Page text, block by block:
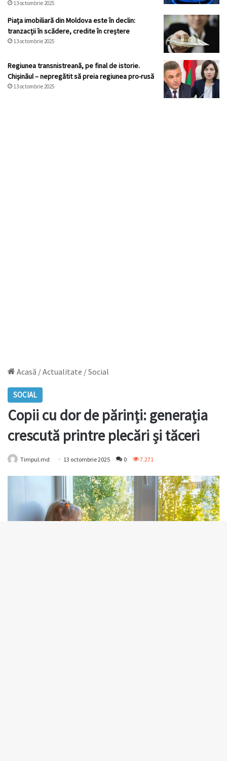
13 octombrie 2025
Piața imobiliară din Moldova este în declin:
tranzacții în scădere, credite în creștere
13 octombrie 2025
Regiunea transnistreană, pe final de istorie.
Chișinăul – nepregătit să preia regiunea pro-rusă
13 octombrie 2025